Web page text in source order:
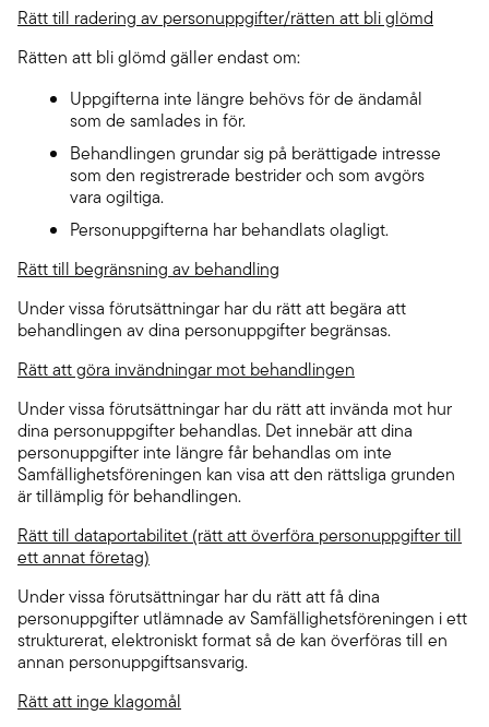
Rätt till radering av personuppgifter/rätten att bli glömd
Rätten att bli glömd gäller endast om:
Uppgifterna inte längre behövs för de ändamål
som de samlades in för.
Behandlingen grundar sig på berättigade intresse
som den registrerade bestrider och som avgörs
vara ogiltiga.
Personuppgifterna har behandlats olagligt.
Rätt till begränsning av behandling
Under vissa förutsättningar har du rätt att begära att
behandlingen av dina personuppgifter begränsas.
Rätt att göra invändningar mot behandlingen
Under vissa förutsättningar har du rätt att invända mot hur
dina personuppgifter behandlas. Det innebär att dina
personuppgifter inte längre får behandlas om inte
Samfällighetsföreningen kan visa att den rättsliga grunden
är tillämplig för behandlingen.
Rätt till dataportabilitet (rätt att överföra personuppgifter till
ett annat företag)
Under vissa förutsättningar har du rätt att få dina
personuppgifter utlämnade av Samfällighetsföreningen i ett
strukturerat, elektroniskt format så de kan överföras till en
annan personuppgiftsansvarig.
Rätt att inge klagomål